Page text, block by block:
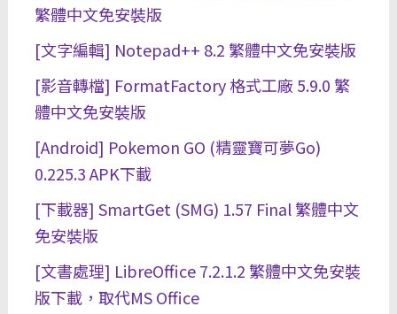
繁體中文免安裝版
[文字編輯] Notepad++ 8.2 繁體中文免安裝版
[影音轉檔] FormatFactory 格式工廠 5.9.0 繁
體中文免安裝版
[Android] Pokemon GO (精靈寶可夢Go)
0.225.3 APK下載
[下載器] SmartGet (SMG) 1.57 Final 繁體中文
免安裝版
[文書處理] LibreOffice 7.2.1.2 繁體中文免安裝
版下載，取代MS Office